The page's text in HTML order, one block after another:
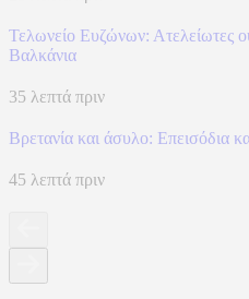
Τελωνείο Ευζώνων: Ατελείωτες
Βαλκάνια
35 λεπτά πριν
Βρετανία και άσυλο: Επεισόδια
45 λεπτά πριν